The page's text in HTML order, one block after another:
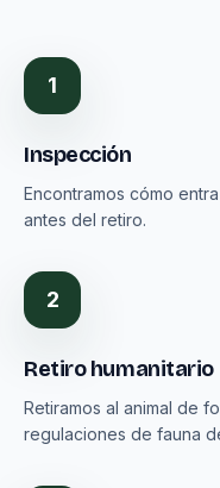
1
Inspección
Encontramos cómo
antes del retiro.
2
Retiro humanitario
Retiramos al animal de
regulaciones de fauna